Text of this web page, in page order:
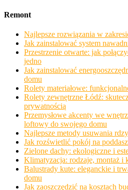
Remont
Najlepsze rozwiązania w
Jak zainstalować system
Przestrzenie otwarte: jak
jedno
Jak zainstalować
domu
Rolety materiałowe:
Rolety zewnętrzne Łódź:
prywatnością
Przemysłowe akcenty we
loftowy do swojego domu
Najlepsze metody usuwania
Jak rozświetlić pokój na
Zielone dachy: ekologiczne i
Klimatyzacja: rodzaje, montaż i
Balustrady kute: eleganckie i
domu
Jak zaoszczędzić na kosztach